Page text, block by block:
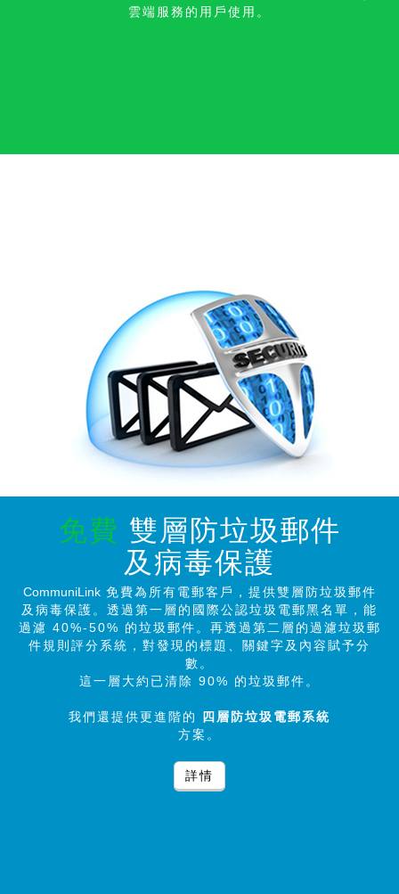
雲端服務的用戶使用。
免費 雙層防垃圾郵件
及病毒保護
CommuniLink免費為所有電郵客戶，提供雙層防垃圾郵件
及病毒保護。透過第一層的國際公認垃圾電郵黑名單，能
過濾 40%-50% 的垃圾郵件。再透過第二層的過濾垃圾郵
件規則評分系統，對發現的標題、關鍵字及內容賦予分
數。
這一層大約已清除 90% 的垃圾郵件。
我們還提供更進階的
四層防垃圾電郵系統
方案。
詳情